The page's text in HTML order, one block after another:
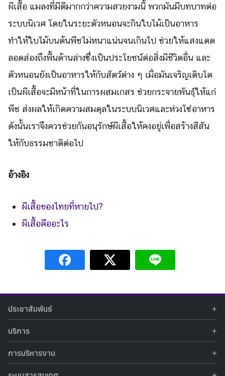
ผีเสื้อ แมลงที่มีดีมากกว่าความสวยงามนี้ พวกมันมีบทบาทต่อ
ระบบนิเวศ โดยในระยะตัวหนอนจะกินใบไม้เป็นอาหาร
ทำให้ใบไม้บนต้นพืชไม่หนาแน่นจนเกินไป ช่วยให้แสงแดด
ลอดส่องถึงพื้นด้านล่างซึ่งเป็นประโยชน์ต่อสิ่งมีชีวิตอื่น และ
ตัวหนอนยังเป็นอาหารให้กับสัตว์ต่าง ๆ เมื่อมันเจริญเติบโต
เป็นผีเสื้อจะมีหน้าที่ในการผสมเกสร ช่วยกระจายพันธุ์ให้แก่
พืช ส่งผลให้เกิดความสมดุลในระบบนิเวศและห่วงโซ่อาหาร
ดังนั้นเราจึงควรช่วยกันอนุรักษ์ผีเสื้อให้คงอยู่เพื่อสร้างสีสัน
ให้กับธรรมชาติต่อไป
อ้างอิง
ผีเสื้อของไทยที่หายไป?
ผีเสื้อคืออะไร
ประชาสัมพันธ์
ข่าวประชาสัมพันธ์
ข่าวกิจกรรม
รางวัลแห่งความภาคภูมิใจ
บริการ
ท้องฟ้าจำลอง
นิทรรศการถาวร
การบริหารงาน
รายงานผลการดำเนินงาน